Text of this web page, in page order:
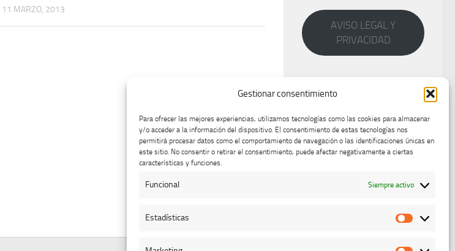
Gestionar consentimiento
Para ofrecer las mejores experiencias, utilizamos tecnologías como las cookies para almacenar
y/o acceder a la información del dispositivo. El consentimiento de estas tecnologías nos
permitirá procesar datos como el comportamiento de navegación o las identificaciones únicas en
este sitio. No consentir o retirar el consentimiento, puede afectar negativamente a ciertas
características y funciones.
Funcional Siempre activo
Estadísticas
11 MARZO, 2013
AVISO LEGAL Y
PRIVACIDAD